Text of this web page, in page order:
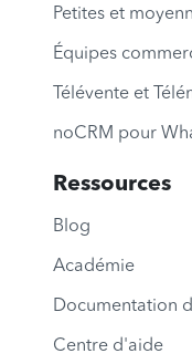
Petites et
Équipes
Télévente et
noCRM pour
Ressources
Blog
Académie
Documentation
Centre d'aide